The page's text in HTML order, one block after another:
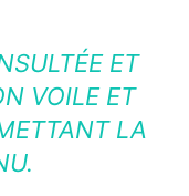
ET
VOILE ET
LA